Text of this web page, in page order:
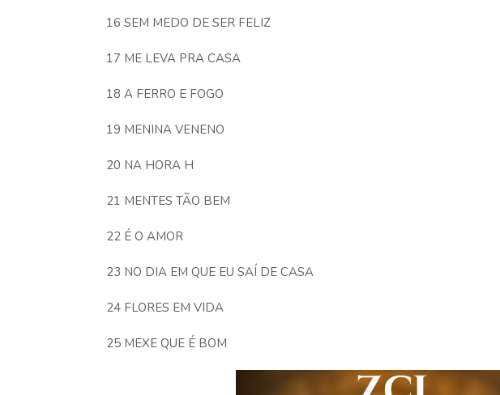
16 SEM MEDO DE SER FELIZ
17 ME LEVA PRA CASA
18 A FERRO E FOGO
19 MENINA VENENO
20 NA HORA H
21 MENTES TÃO BEM
22 É O AMOR
23 NO DIA EM QUE EU SAÍ DE CASA
24 FLORES EM VIDA
25 MEXE QUE É BOM